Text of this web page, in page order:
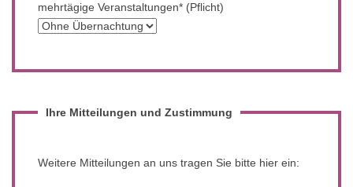
mehrtägige Veranstaltungen* (Pflicht)
Ihre Mitteilungen und Zustimmung
Weitere Mitteilungen an uns tragen Sie bitte hier ein: